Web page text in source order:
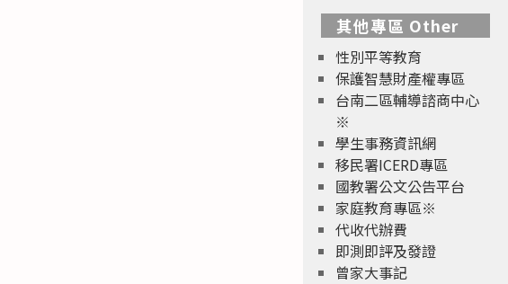
其他專區 Other
性別平等教育
保護智慧財產權專區
台南二區輔導諮商中心
※
學生事務資訊網
移民署ICERD專區
國教署公文公告平台
家庭教育專區※
代收代辦費
即測即評及發證
曾家大事記